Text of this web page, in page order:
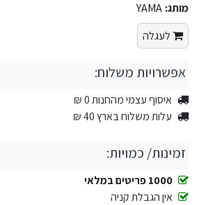
מותג: YAMA
לעגלה
אפשרויות משלוח:
איסוף עצמי מהחנות 0 ₪
עלות משלוח בארץ 40 ₪
זמינות/ כמויות:
1000 פריטים במלאי
אין הגבלת קניה